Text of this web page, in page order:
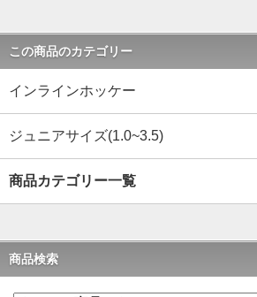
この商品のカテゴリー
インラインホッケー
ジュニアサイズ(1.0~3.5)
商品カテゴリー一覧
商品検索